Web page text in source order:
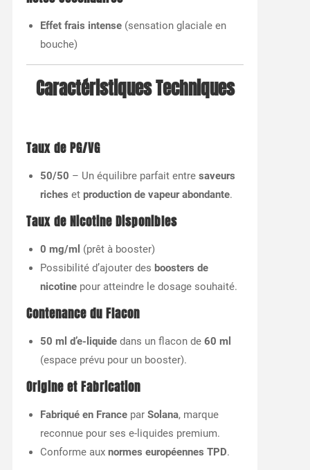
Effet frais intense(sensation glaciale en
bouche)
Caractéristiques Techniques
Taux de PG/VG
50/50 – Un équilibre parfait entre saveurs
riches et production de vapeur abondante.
Taux de Nicotine Disponibles
0 mg/ml (prêt à booster)
Possibilité d’ajouter des boosters de
nicotinepour atteindre le dosage souhaité.
Contenance du Flacon
50 ml d’e-liquidedans un flacon de 60 ml
(espace prévu pour un booster).
Origine et Fabrication
Fabriqué en Francepar Solana, marque
reconnue pour ses e-liquides premium.
Conforme aux normes européennes TPD.